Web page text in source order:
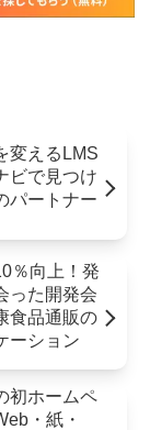
変えるLMS
ビで見つけ
パートナー
％向上！発
った開発会
食品通販の
ーション
初ホームペ
・紙・